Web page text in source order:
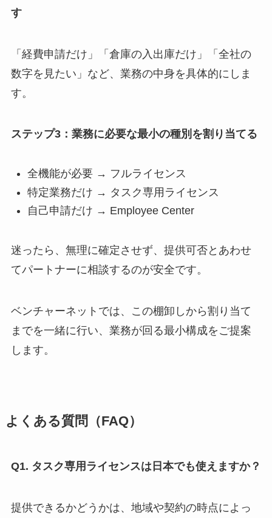
す
「経費申請だけ」「倉庫の入出庫だけ」「全社の
数字を見たい」など、業務の中身を具体的にしま
す。
ステップ3：業務に必要な最小の種別を割り当てる
全機能が必要 → フルライセンス
特定業務だけ → タスク専用ライセンス
自己申請だけ → Employee Center
迷ったら、無理に確定させず、提供可否とあわせ
てパートナーに相談するのが安全です。
ベンチャーネットでは、この棚卸しから割り当て
までを一緒に行い、業務が回る最小構成をご提案
します。
よくある質問（FAQ）
Q1. タスク専用ライセンスは日本でも使えますか？
提供できるかどうかは、地域や契約の時点によっ